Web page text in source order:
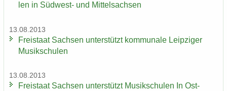
len in Südwest-​ und Mit­tel­sach­sen
13.08.2013
Frei­staat Sach­sen un­ter­stützt kom­mu­na­le Leip­zi­ger
Mu­sik­schu­len
13.08.2013
Frei­staat Sach­sen un­ter­stützt Mu­sik­schu­len In Ost­